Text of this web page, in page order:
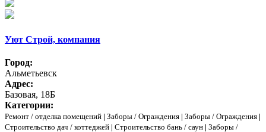
Уют Строй, компания
Город:
Альметьевск
Адрес:
Базовая, 18Б
Категории:
Ремонт / отделка помещений | Заборы / Ограждения | Заборы / Ограждения |
Строительство дач / коттеджей | Строительство бань / саун | Заборы /